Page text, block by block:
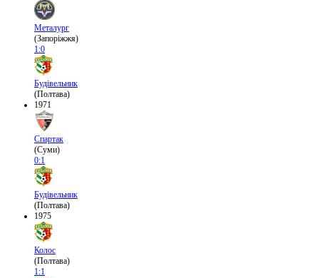
Металург
(Запоріжжя)
1:0
Будівельник
(Полтава)
1971
Спартак
(Суми)
0:1
Будівельник
(Полтава)
1975
Колос
(Полтава)
1:1